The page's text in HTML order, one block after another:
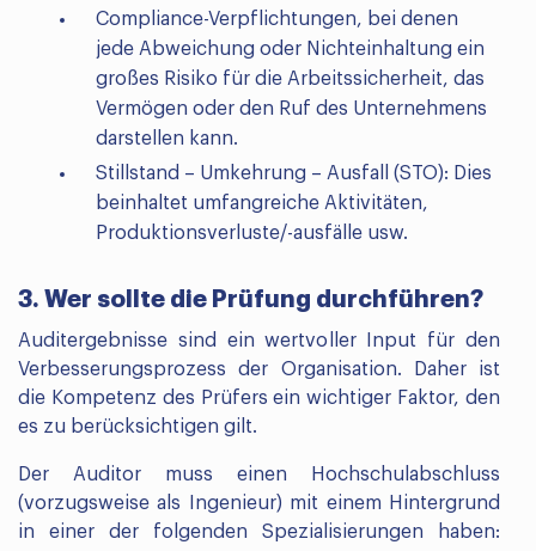
Compliance-Verpflichtungen, bei denen
jede Abweichung oder Nichteinhaltung ein
großes Risiko für die Arbeitssicherheit, das
Vermögen oder den Ruf des Unternehmens
darstellen kann.
Stillstand – Umkehrung – Ausfall (STO): Dies
beinhaltet umfangreiche Aktivitäten,
Produktionsverluste/-ausfälle usw.
3. Wer sollte die Prüfung durchführen?
Auditergebnisse sind ein wertvoller Input für den
Verbesserungsprozess der Organisation. Daher ist
die Kompetenz des Prüfers ein wichtiger Faktor, den
es zu berücksichtigen gilt.
Der Auditor muss einen Hochschulabschluss
(vorzugsweise als Ingenieur) mit einem Hintergrund
in einer der folgenden Spezialisierungen haben: